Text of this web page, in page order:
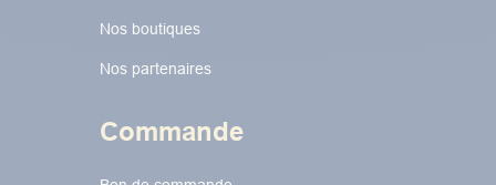
Nos boutiques
Nos partenaires
Commande